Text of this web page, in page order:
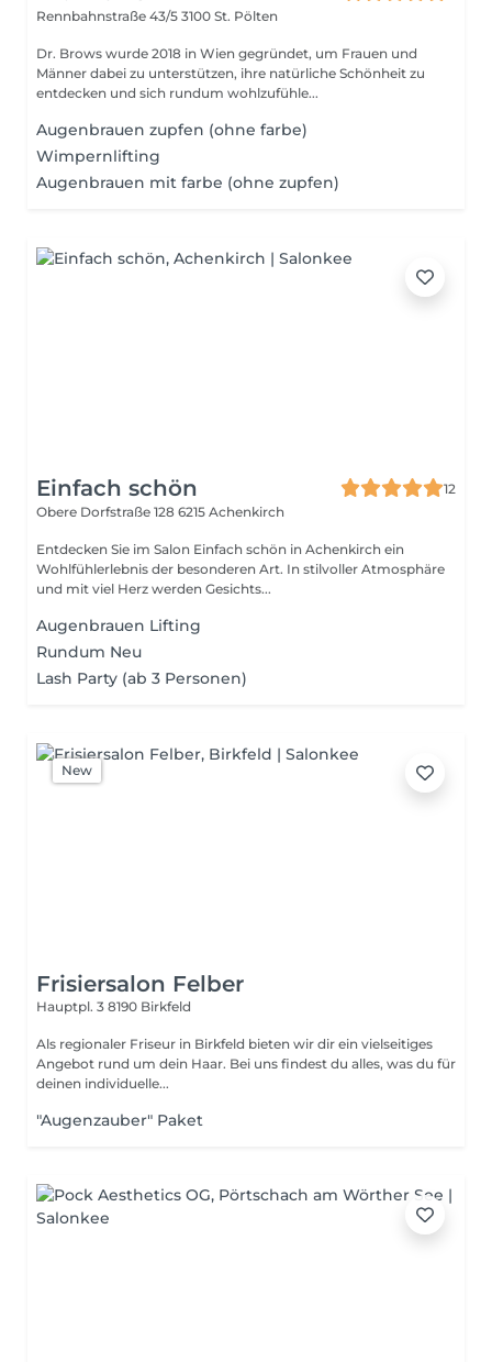
Rennbahnstraße 43/5 3100 St. Pölten
Dr. Brows wurde 2018 in Wien gegründet, um Frauen und
Männer dabei zu unterstützen, ihre natürliche Schönheit zu
entdecken und sich rundum wohlzufühle...
Augenbrauen zupfen (ohne farbe)
Wimpernlifting
Augenbrauen mit farbe (ohne zupfen)
Einfach schön
12
Obere Dorfstraße 128 6215 Achenkirch
Entdecken Sie im Salon Einfach schön in Achenkirch ein
Wohlfühlerlebnis der besonderen Art. In stilvoller Atmosphäre
und mit viel Herz werden Gesichts...
Augenbrauen Lifting
Rundum Neu
Lash Party (ab 3 Personen)
New
Frisiersalon Felber
Hauptpl. 3 8190 Birkfeld
Als regionaler Friseur in Birkfeld bieten wir dir ein vielseitiges
Angebot rund um dein Haar. Bei uns findest du alles, was du für
deinen individuelle...
"Augenzauber" Paket